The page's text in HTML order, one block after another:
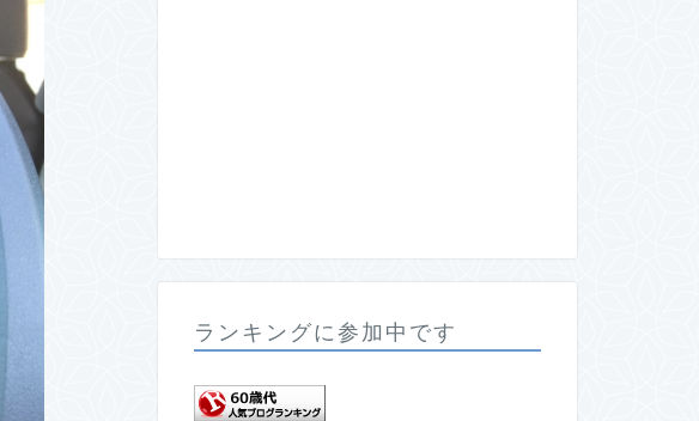
ランキングに参加中です